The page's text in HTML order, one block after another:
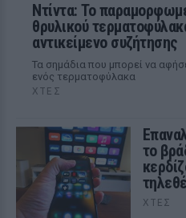
Ντίντα: Το
θρυλικού
αντικείμενο συζήτησης
Τα σημάδια που μπορεί να
ενός τερματοφύλακα
ΧΤΕΣ
το
ΧΤΕΣ